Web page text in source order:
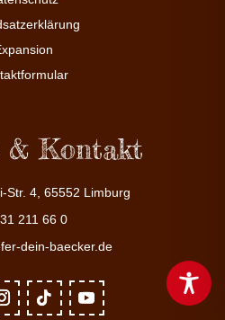
& Kontakt
Str. 4, 65552 Limburg
211 66 0
dein-baecker.de